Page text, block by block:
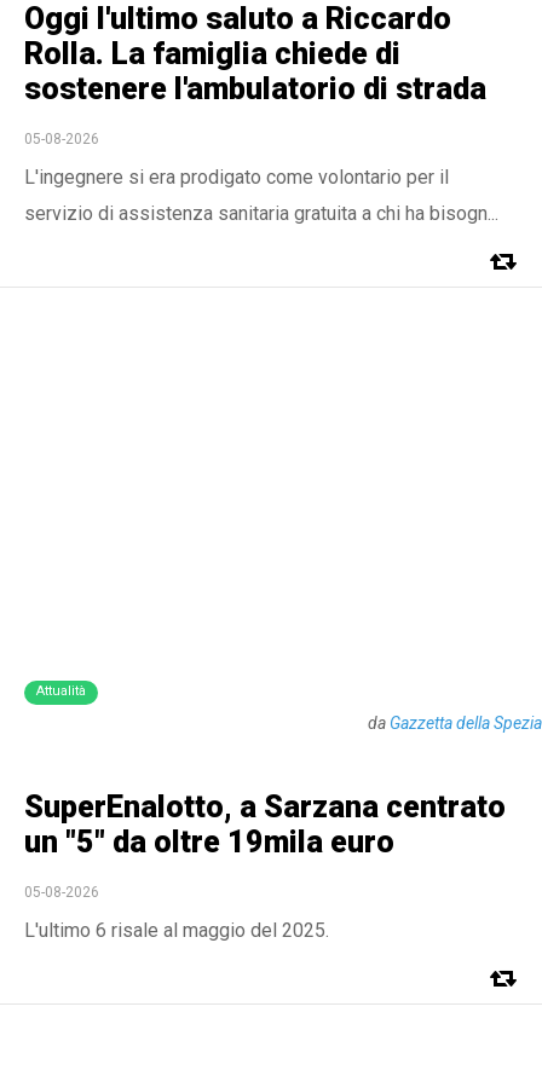
Oggi l'ultimo saluto a Riccardo
Rolla. La famiglia chiede di
sostenere l'ambulatorio di strada
05-08-2026
L'ingegnere si era prodigato come volontario per il
servizio di assistenza sanitaria gratuita a chi ha bisogn...
Attualità
da Gazzetta della Spezia
SuperEnalotto, a Sarzana centrato
un "5" da oltre 19mila euro
05-08-2026
L'ultimo 6 risale al maggio del 2025.